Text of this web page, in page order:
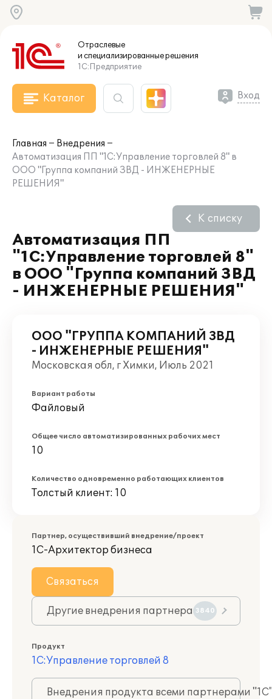
Отраслевые
и специализированныерешения
1С:Предприятие
Каталог Вход
Главная
Внедрения
Автоматизация ПП "1С:Управление торговлей 8" в
ООО "Группа компаний ЗВД - ИНЖЕНЕРНЫЕ
РЕШЕНИЯ"
Автоматизация ПП
"1С:Управление торговлей 8"
в ООО "Группа компаний ЗВД
- ИНЖЕНЕРНЫЕ РЕШЕНИЯ"
К списку
ООО "ГРУППА КОМПАНИЙ ЗВД
- ИНЖЕНЕРНЫЕ РЕШЕНИЯ"
Московская обл, г Химки, Июль 2021
Вариант работы
Файловый
Общее число автоматизированных рабочих мест
10
Количество одновременно работающих клиентов
Толстый клиент: 10
Партнер, осуществивший внедрение/проект
1С-Архитектор бизнеса
Связаться
Другие внедрения партнера 3840
Продукт
1С:Управление торговлей 8
Внедрения продукта всеми партнерами